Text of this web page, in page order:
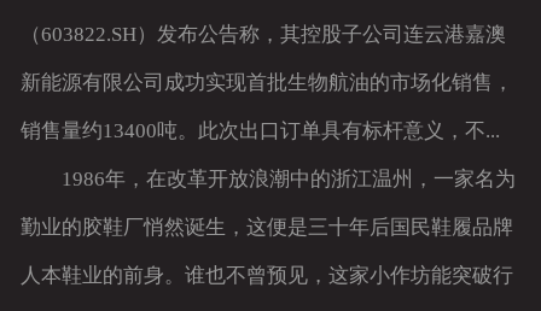
（603822.SH）发布公告称，其控股子公司连云港嘉澳
新能源有限公司成功实现首批生物航油的市场化销售，
销售量约13400吨。此次出口订单具有标杆意义，不...
1986年，在改革开放浪潮中的浙江温州，一家名为
勤业的胶鞋厂悄然诞生，这便是三十年后国民鞋履品牌
人本鞋业的前身。谁也不曾预见，这家小作坊能突破行